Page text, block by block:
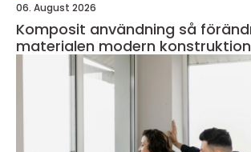
06. August 2026
Komposit användning så förändrar
materialen modern konstruktion